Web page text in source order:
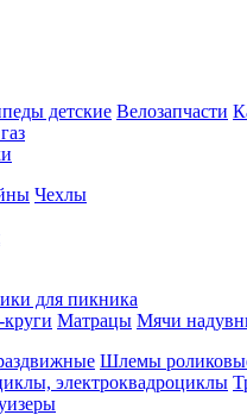
детские Велозапчасти
Чехлы
для пикника
Матрацы Мячи
Шлемы
электроквадроциклы